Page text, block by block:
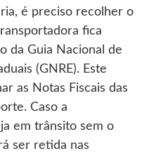
é preciso recolher o
fica
da Guia Nacional de
(GNRE). Este
as Notas Fiscais das
Caso a
em trânsito sem o
ser retida nas